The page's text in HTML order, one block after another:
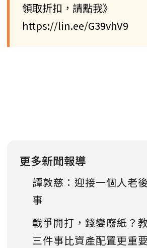
領取折扣，請點我》
https://lin.ee/G39vhV9
更多新聞報導
譚敦慈：迎接一個人老
事
戰爭開打，錢變廢紙？
三件事比資產配置更重